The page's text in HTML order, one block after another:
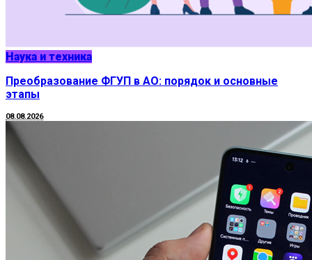
Наука и техника
Преобразование ФГУП в АО: порядок и основные
этапы
08.08.2026